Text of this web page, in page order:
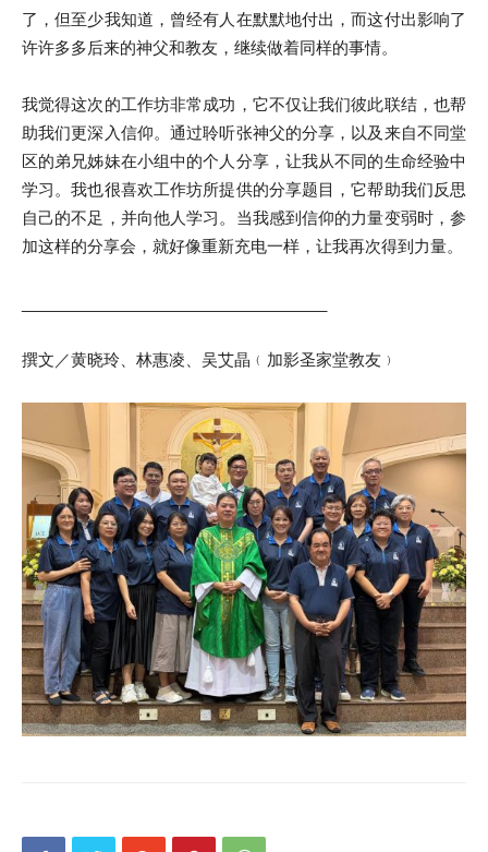
了，但至少我知道，曾经有人在默默地付出，而这付出影响了
许许多多后来的神父和教友，继续做着同样的事情。
我觉得这次的工作坊非常成功，它不仅让我们彼此联结，也帮
助我们更深入信仰。通过聆听张神父的分享，以及来自不同堂
区的弟兄姊妹在小组中的个人分享，让我从不同的生命经验中
学习。我也很喜欢工作坊所提供的分享题目，它帮助我们反思
自己的不足，并向他人学习。当我感到信仰的力量变弱时，参
加这样的分享会，就好像重新充电一样，让我再次得到力量。
撰文／黄晓玲、林惠凌、吴艾晶﹙加影圣家堂教友﹚